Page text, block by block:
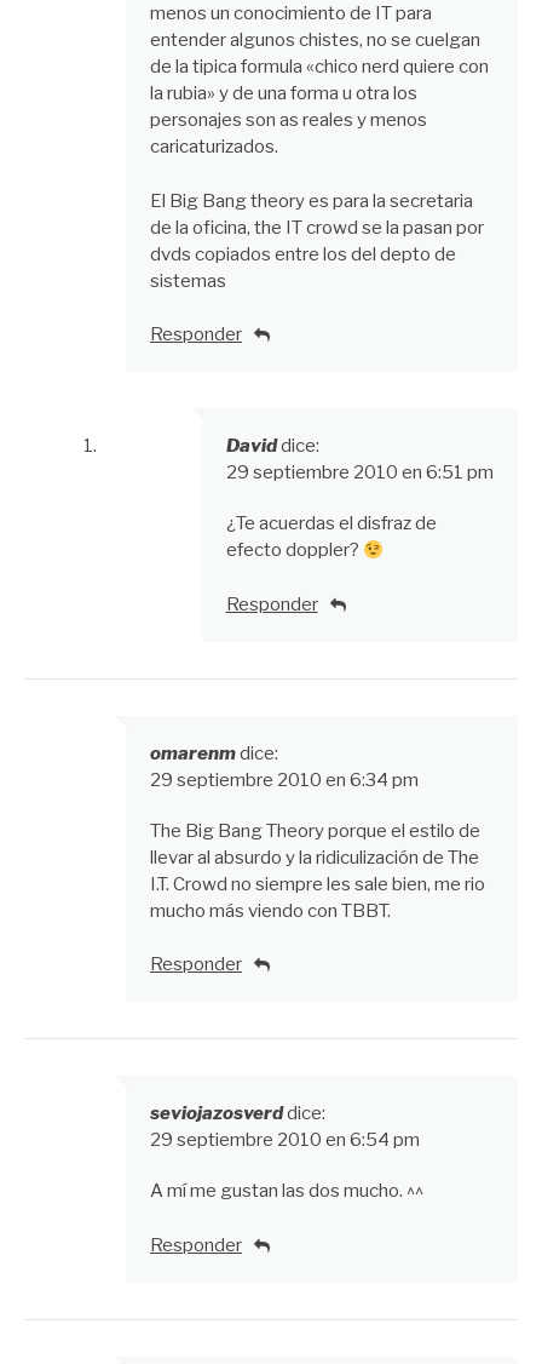
menos un conocimiento de IT para
entender algunos chistes, no se cuelgan
de la tipica formula «chico nerd quiere con
la rubia» y de una forma u otra los
personajes son as reales y menos
caricaturizados.
El Big Bang theory es para la secretaria
de la oficina, the IT crowd se la pasan por
dvds copiados entre los del depto de
sistemas
Responder
Daviddice:
29 septiembre 2010 en 6:51 pm
¿Te acuerdas el disfraz de
efecto doppler?
Responder
omarenmdice:
29 septiembre 2010 en 6:34 pm
The Big Bang Theory porque el estilo de
llevar al absurdo y la ridiculización de The
I.T. Crowd no siempre les sale bien, me rio
mucho más viendo con TBBT.
Responder
seviojazosverddice:
29 septiembre 2010 en 6:54 pm
A mí me gustan las dos mucho. ^^
Responder